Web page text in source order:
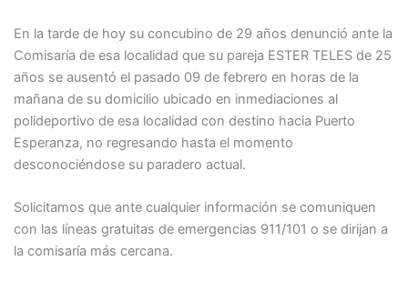
En la tarde de hoy su concubino de 29 años denunció ante la
Comisaría de esa localidad que su pareja ESTER TELES de 25
años se ausentó el pasado 09 de febrero en horas de la
mañana de su domicilio ubicado en inmediaciones al
polideportivo de esa localidad con destino hacia Puerto
Esperanza, no regresando hasta el momento
desconociéndose su paradero actual.
Solicitamos que ante cualquier información se comuniquen
con las líneas gratuitas de emergencias 911/101 o se dirijan a
la comisaría más cercana.